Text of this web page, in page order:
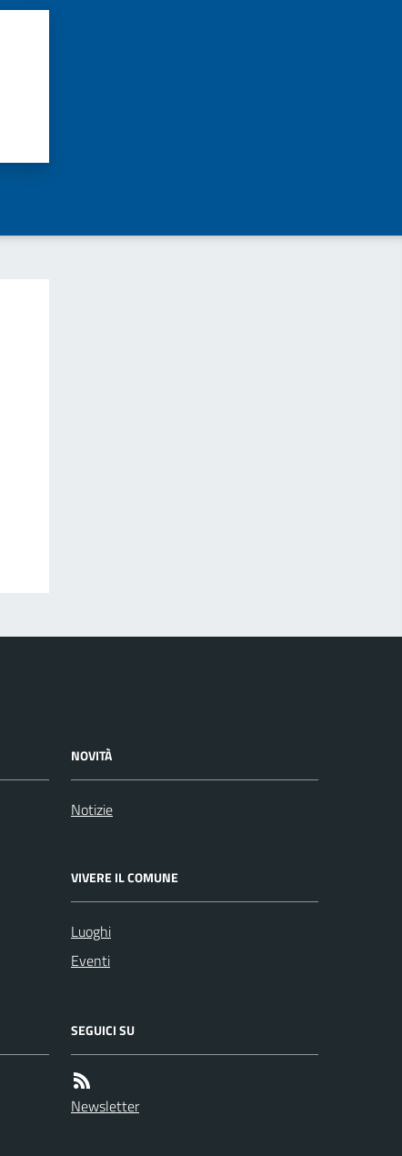
NOVITÀ
Notizie
VIVERE IL COMUNE
Luoghi
Eventi
SEGUICI SU
Newsletter